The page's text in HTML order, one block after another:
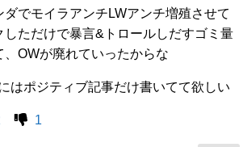
ダでモイラアンチLWアンチ増殖させて
しただけで暴言&トロールしだすゴミ量
、OWが廃れていったからな
はポジティブ記事だけ書いてて欲しい
1